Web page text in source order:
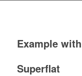
Example
Superflat